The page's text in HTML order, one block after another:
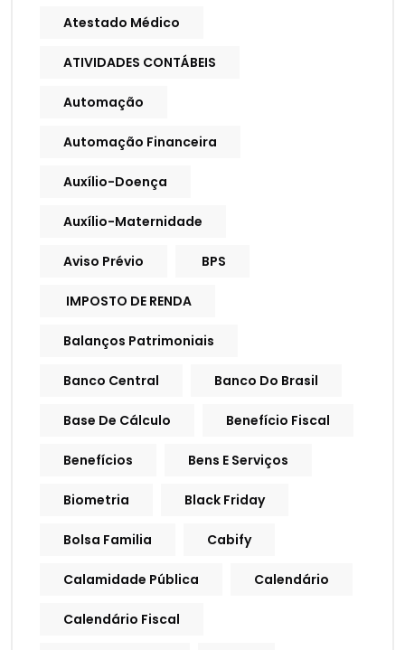
Atestado Médico
ATIVIDADES CONTÁBEIS
Automação
Automação Financeira
Auxílio-Doença
Auxílio-Maternidade
Aviso Prévio BPS
IMPOSTO DE RENDA
Balanços Patrimoniais
Banco Central Banco Do Brasil
Base De Cálculo Benefício Fiscal
Benefícios Bens E Serviços
Biometria Black Friday
Bolsa Familia Cabify
Calamidade Pública Calendário
Calendário Fiscal